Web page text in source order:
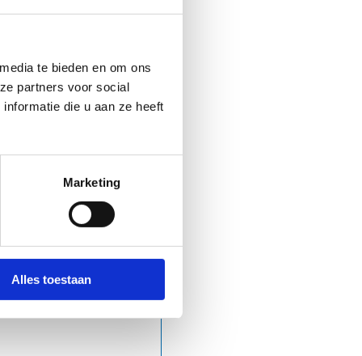
te bieden en om ons
partners voor social
die u aan ze heeft
Marketing
Alles toestaan